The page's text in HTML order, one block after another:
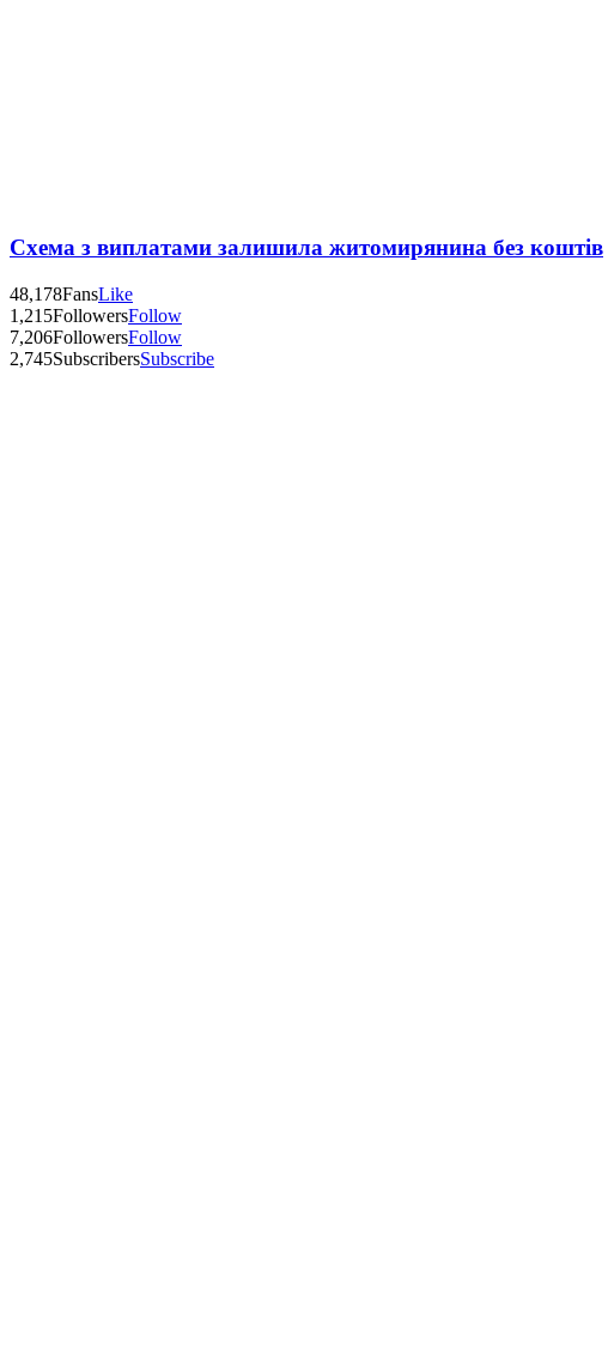
Схема з виплатами залишила житомирянина без коштів
48,178FansLike
1,215FollowersFollow
7,206FollowersFollow
2,745SubscribersSubscribe